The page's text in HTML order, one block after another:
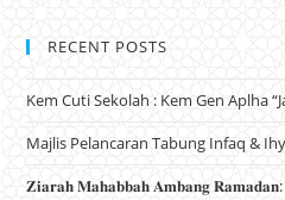
RECENT POSTS
Kem Cuti Sekolah : Kem Gen Aplha
Majlis Pelancaran Tabung Infaq &
𝐙𝐢𝐚𝐫𝐚𝐡 𝐌𝐚𝐡𝐚𝐛𝐛𝐚𝐡 𝐀𝐦𝐛𝐚𝐧𝐠